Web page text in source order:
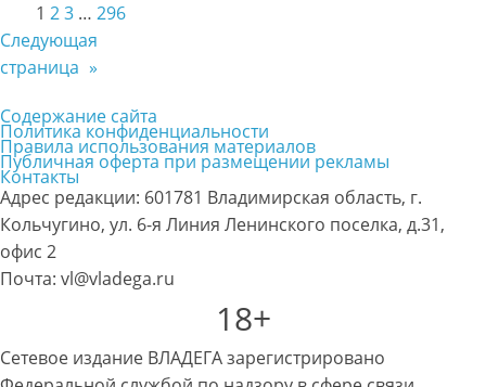
1 23 … 296
Следующая
страница »
Содержание сайта
Политика конфиденциальности
Правила использования материалов
Публичная оферта при размещении рекламы
Контакты
Адрес редакции: 601781 Владимирская область, г.
Кольчугино, ул. 6-я Линия Ленинского поселка, д.31,
офис 2
Почта: vl@vladega.ru
18+
Сетевое издание ВЛАДЕГА зарегистрировано